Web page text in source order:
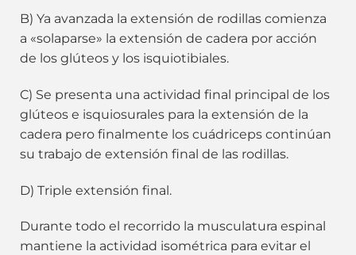
B) Ya avanzada la extensión de rodillas comienza
a «solaparse» la extensión de cadera por acción
de los glúteos y los isquiotibiales.
C) Se presenta una actividad final principal de los
glúteos e isquiosurales para la extensión de la
cadera pero finalmente los cuádriceps continúan
su trabajo de extensión final de las rodillas.
D) Triple extensión final.
Durante todo el recorrido la musculatura espinal
mantiene la actividad isométrica para evitar el